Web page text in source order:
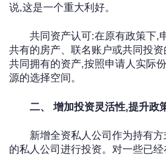
说,这是一个重大利好。
共同资产认可:在原有政策下,
共有的房产、联名账户或共同投
共同拥有的资产,按照申请人实际
源的选择空间。
二、 增加投资灵活性,提升政
新增全资私人公司作为持有
的私人公司进行投资。对一些已